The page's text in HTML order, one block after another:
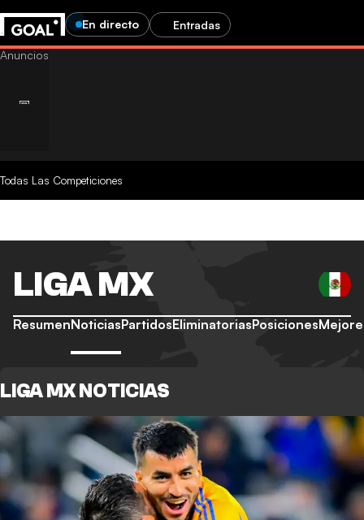
En directo Entradas
Todas Las Competiciones
LIGA MX
ResumenNoticiasPartidosEliminatoriasPosiciones
LIGA MX NOTICIAS